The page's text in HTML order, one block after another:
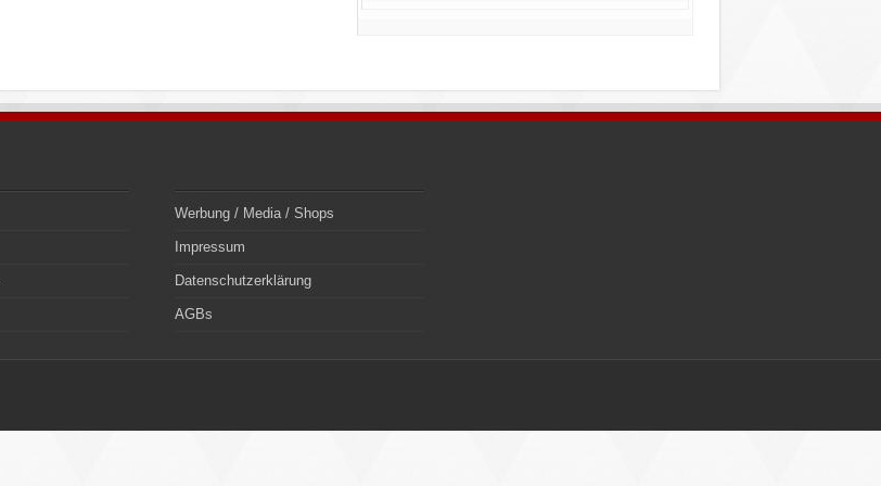
Werbung / Media / Shops
Impressum
Datenschutzerklärung
AGBs